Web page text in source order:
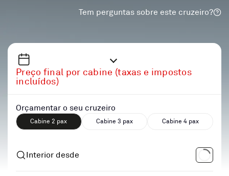
Tem perguntas sobre este cruzeiro?
Preço final por cabine (taxas e impostos
incluídos)
Orçamentar o seu cruzeiro
Cabine 2 pax Cabine 3 pax Cabine 4 pax
Interior desde